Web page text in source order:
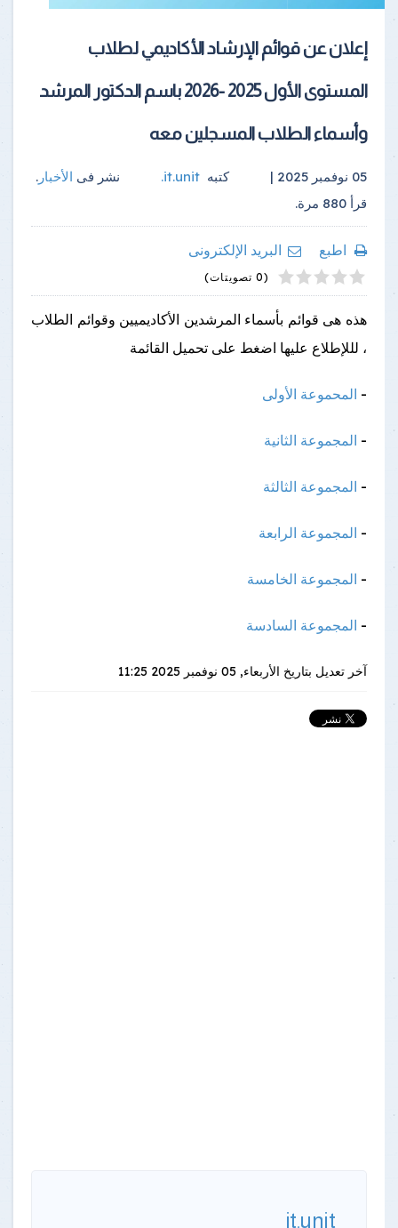
إعلان عن قوائم الإرشاد الأكاديمي لطلاب
المستوى الأول 2025 -2026 باسم الدكتور المرشد
وأسماء الطلاب المسجلين معه
05 نوفمبر 2025 | كتبه it.unit
. نشر فى الأخبار .
قرأ 880 مرة.
اطبع
البريد الإلكترونى
1
2
3
4
5 (0 تصويتات)
هذه هى قوائم بأسماء المرشدين الأكاديميين وقوائم الطلاب
، لللإطلاع عليها اضغط على تحميل القائمة
- المحموعة الأولى
- المجموعة الثانية
- المجموعة الثالثة
- المجموعة الرابعة
- المجموعة الخامسة
- المجموعة السادسة
آخر تعديل بتاريخ الأربعاء, 05 نوفمبر 2025 11:25
it.unit